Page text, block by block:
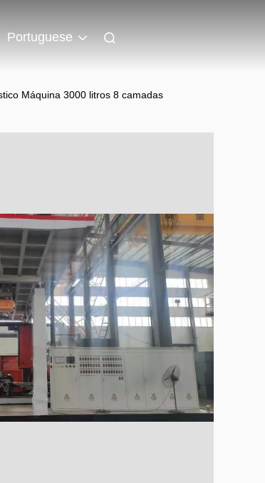
Portuguese
Máquina 3000 litros 8 camadas